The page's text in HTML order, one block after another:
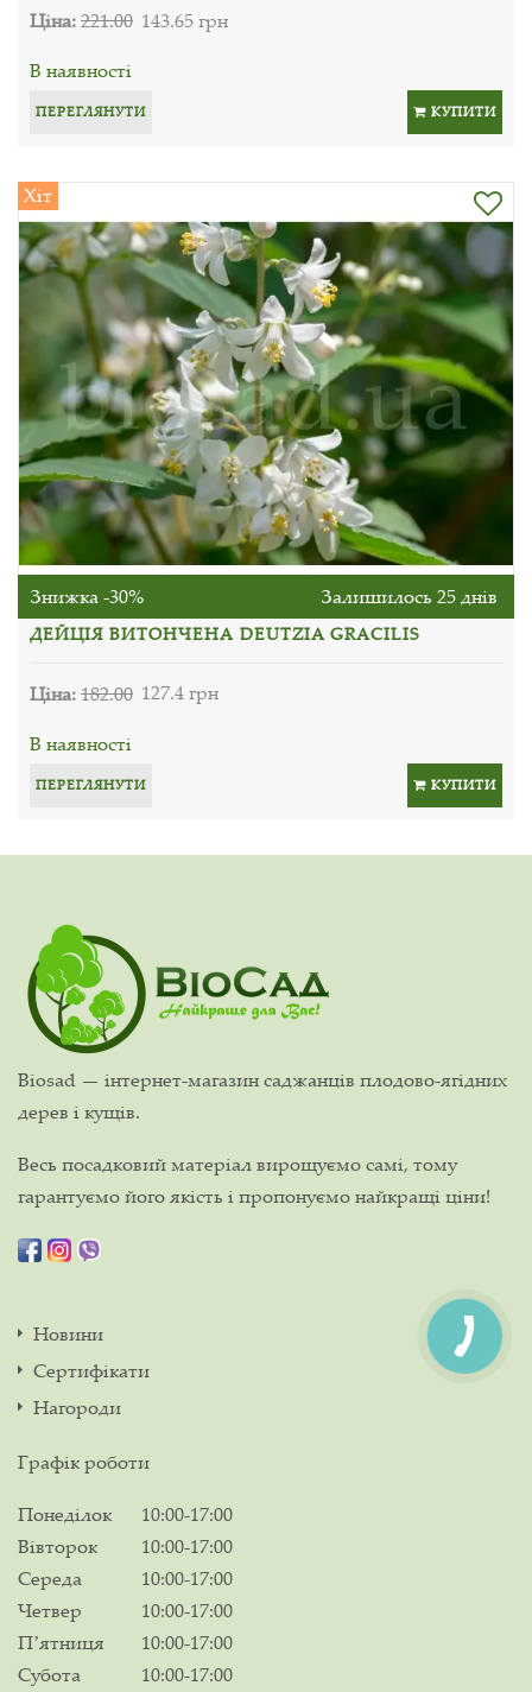
Ціна:221.00 143.65 грн
В наявності
ПЕРЕГЛЯНУТИ КУПИТИ
Хіт
Знижка -30% Залишилось 25 днів
ДЕЙЦІЯ ВИТОНЧЕНА DEUTZIA GRACILIS
Ціна:182.00 127.4 грн
В наявності
ПЕРЕГЛЯНУТИ КУПИТИ
Biosad — інтернет-магазин саджанців плодово-ягідних
дерев і кущів.
Весь посадковий матеріал вирощуємо самі, тому
гарантуємо його якість і пропонуємо найкращі ціни!
Новини
Сертифікати
Нагороди
Графік роботи
Понеділок
10:00-17:00
Вівторок
10:00-17:00
Середа
10:00-17:00
Четвер
10:00-17:00
Пʼятниця
10:00-17:00
Субота
10:00-17:00